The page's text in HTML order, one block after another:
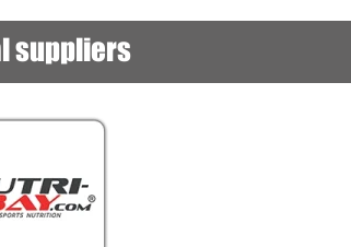
suppliers